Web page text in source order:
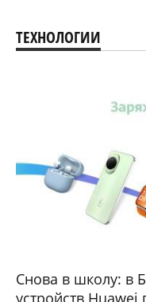
ТЕХНОЛОГИИ
Снова в школу: в
устройств